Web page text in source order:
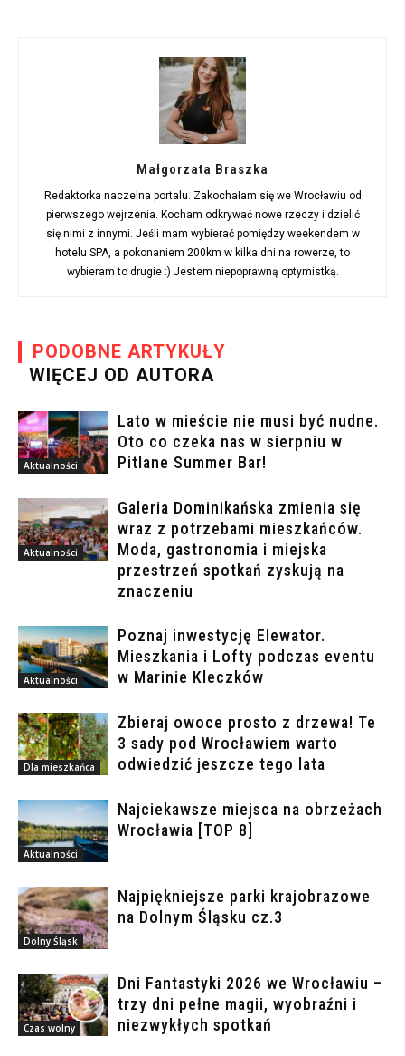
Małgorzata Braszka
Redaktorka naczelna portalu. Zakochałam się we Wrocławiu od
pierwszego wejrzenia. Kocham odkrywać nowe rzeczy i dzielić
się nimi z innymi. Jeśli mam wybierać pomiędzy weekendem w
hotelu SPA, a pokonaniem 200km w kilka dni na rowerze, to
wybieram to drugie :) Jestem niepoprawną optymistką.
PODOBNE ARTYKUŁY
WIĘCEJ OD AUTORA
Aktualności
Lato w mieście nie musi być nudne.
Oto co czeka nas w sierpniu w
Pitlane Summer Bar!
Aktualności
Galeria Dominikańska zmienia się
wraz z potrzebami mieszkańców.
Moda, gastronomia i miejska
przestrzeń spotkań zyskują na
znaczeniu
Aktualności
Poznaj inwestycję Elewator.
Mieszkania i Lofty podczas eventu
w Marinie Kleczków
Dla mieszkańca
Zbieraj owoce prosto z drzewa! Te
3 sady pod Wrocławiem warto
odwiedzić jeszcze tego lata
Aktualności
Najciekawsze miejsca na obrzeżach
Wrocławia [TOP 8]
Dolny Śląsk
Najpiękniejsze parki krajobrazowe
na Dolnym Śląsku cz.3
Czas wolny
Dni Fantastyki 2026 we Wrocławiu –
trzy dni pełne magii, wyobraźni i
niezwykłych spotkań